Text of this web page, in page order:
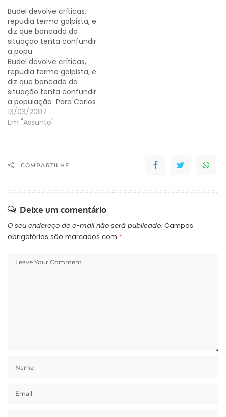
comissões de inquérito
instaladas anteontem.
Uma para investigar a
administração anterior,…
Budel devolve críticas,
repudia termo golpista, e
diz que bancada da
situação tenta confundir
a popu
Budel devolve críticas,
repudia termo golpista, e
diz que bancada da
situação tenta confundir
a população Para Carlos
Budel, reação de alguns
vereadores só confirma
transparência nos atos
graves O presidente da
13/03/2007
Em "Assunto"
COMPARTILHE
Deixe um comentário
O seu endereço de e-mail não será publicado. Campos
obrigatórios são marcados com *